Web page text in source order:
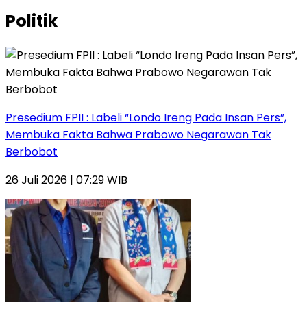
Politik
Presedium FPII : Labeli “Londo Ireng Pada Insan Pers”,
Membuka Fakta Bahwa Prabowo Negarawan Tak
Berbobot
26 Juli 2026 | 07:29 WIB